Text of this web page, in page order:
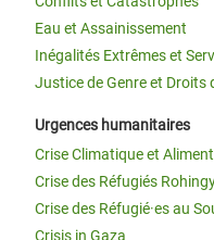
Eau et Assainissement
Inégalités Extrêmes et
Justice de Genre et Droits
Urgences humanitaires
Crise Climatique et
Crise des Réfugiés
Crise des Réfugié·es au
Crisis in Gaza